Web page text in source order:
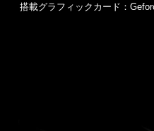
搭載グラフィックカード：